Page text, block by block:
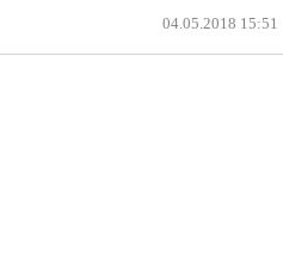
04.05.2018 15:51